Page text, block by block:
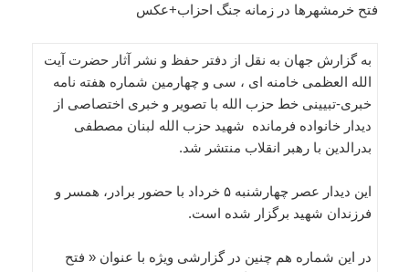
فتح خرمشهرها در زمانه جنگ احزاب+عکس
به گزارش جهان به نقل از دفتر حفظ و نشر آثار حضرت آیت
الله العظمی خامنه ای ، سی و چهارمین شماره هفته نامه
خبری-تبیینی خط حزب الله با تصویر و خبری اختصاصی از
دیدار خانواده فرمانده شهید حزب الله لبنان مصطفی
بدرالدین با رهبر انقلاب منتشر شد.
این دیدار عصر چهارشنبه ۵ خرداد با حضور برادر، همسر و
فرزندان شهید برگزار شده است.
در این شماره هم چنین در گزارشی ویژه با عنوان « فتح